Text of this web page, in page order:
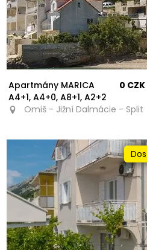
Apartmány MARICA
A4+1, A4+0, A8+1, A2+2
0 CZK
Omiš - Jižní Dalmácie - Split